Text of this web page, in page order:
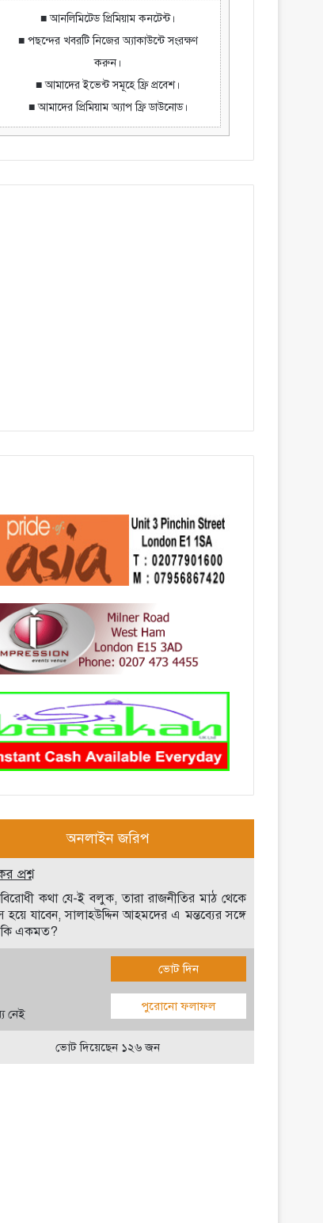
■ আনলিমিটেড প্রিমিয়াম কনটেন্ট।
■ পছন্দের খবরটি নিজের অ্যাকাউন্টে সংরক্ষণ
করুন।
■ আমাদের ইভেন্ট সমূহে ফ্রি প্রবেশ।
■ আমাদের প্রিমিয়াম অ্যাপ ফ্রি ডাউনোড।
অনলাইন জরিপ
প্রশ্ন
কথা যে-ই বলুক, তারা রাজনীতির মাঠ থেকে
হয়ে যাবেন, সালাহউদ্দিন আহমদের এ মন্তব্যের সঙ্গে
একমত?
নেই
ভোট দিন
পুরোনো ফলাফল
ভোট দিয়েছেন ১২৬ জন